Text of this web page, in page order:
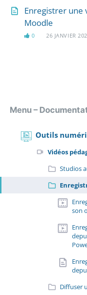
Enregistrer une
Moodle
0 26 JANVIER
Menu –
Outils
Vidéos
Studios
son
Diffuser